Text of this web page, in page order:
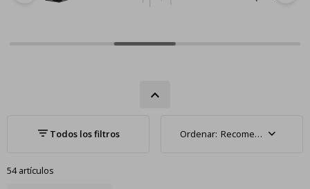
Recomendados
54 artículos